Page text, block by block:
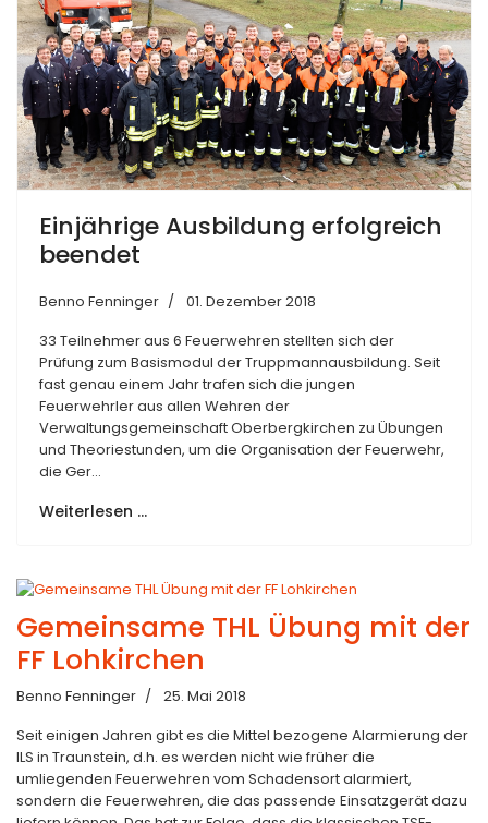
Einjährige Ausbildung erfolgreich
beendet
Benno Fenninger
01. Dezember 2018
33 Teilnehmer aus 6 Feuerwehren stellten sich der
Prüfung zum Basismodul der Truppmannausbildung. Seit
fast genau einem Jahr trafen sich die jungen
Feuerwehrler aus allen Wehren der
Verwaltungsgemeinschaft Oberbergkirchen zu Übungen
und Theoriestunden, um die Organisation der Feuerwehr,
die Ger...
Weiterlesen …
Gemeinsame THL Übung mit der
FF Lohkirchen
Benno Fenninger
25. Mai 2018
Seit einigen Jahren gibt es die Mittel bezogene Alarmierung der
ILS in Traunstein, d.h. es werden nicht wie früher die
umliegenden Feuerwehren vom Schadensort alarmiert,
sondern die Feuerwehren, die das passende Einsatzgerät dazu